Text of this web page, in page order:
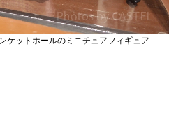
ケットホールのミニチュアフィギュア